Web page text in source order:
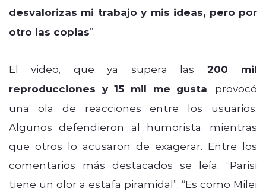
desvalorizas mi trabajo y mis ideas, pero por
otro las copias”.
El video, que ya supera las 200 mil
reproducciones y 15 mil me gusta, provocó
una ola de reacciones entre los usuarios.
Algunos defendieron al humorista, mientras
que otros lo acusaron de exagerar. Entre los
comentarios más destacados se leía: “Parisi
tiene un olor a estafa piramidal”, “Es como Milei